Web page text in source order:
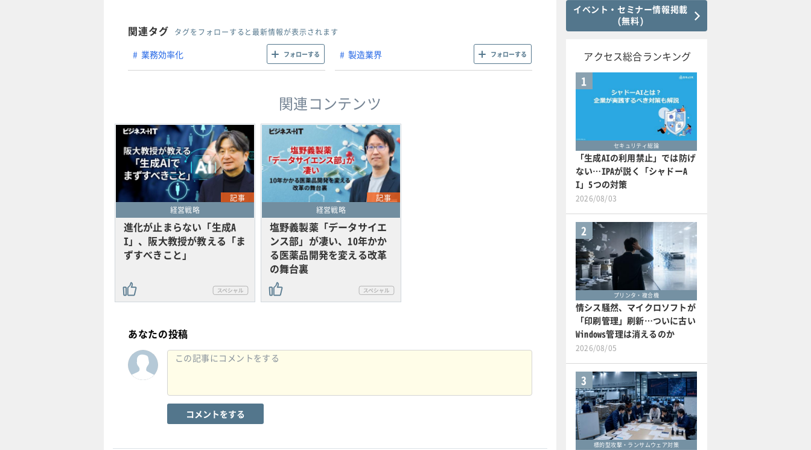
関連タグ タグをフォローすると最新情報が表示されます
業務効率化 フォローする 製造業界 フォローする
関連コンテンツ
記事
経営戦略
進化が止まらない「生成A
I」、阪大教授が教える「ま
ずすべきこと」
記事
経営戦略
塩野義製薬「データサイエ
ンス部」が凄い、10年かか
る医薬品開発を変える改革
の舞台裏
あなたの投稿
コメントをする
イベント・セミナー情報掲載
(無料)
アクセス総合ランキング
1
セキュリティ総論
「生成AIの利用禁止」では防げ
ない…IPAが説く「シャドーA
I」5つの対策
2026/08/03
2
プリンタ・複合機
情シス騒然、マイクロソフトが
「印刷管理」刷新…ついに古い
Windows管理は消えるのか
2026/08/05
3
標的型攻撃・ランサムウェア対策